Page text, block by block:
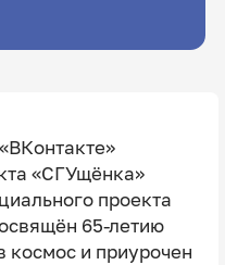
«СГУщёнка»
проекта
65-летию
космос и приурочен